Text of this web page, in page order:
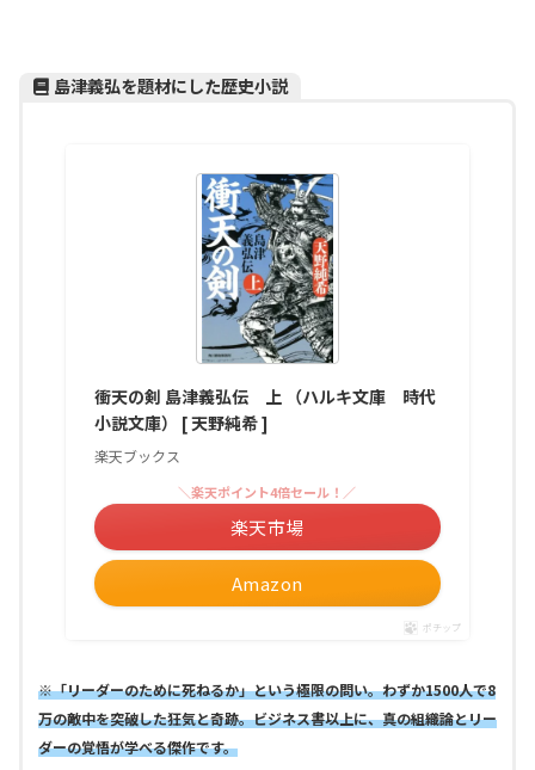
島津義弘を題材にした歴史小説
衝天の剣 島津義弘伝 上 （ハルキ文庫 時代
小説文庫） [ 天野純希 ]
楽天ブックス
Amazon
＼楽天ポイント4倍セール！／
楽天市場
ポチップ
※「リーダーのために死ねるか」という極限の問い。わずか1500人で8
万の敵中を突破した狂気と奇跡。ビジネス書以上に、真の組織論とリー
ダーの覚悟が学べる傑作です。